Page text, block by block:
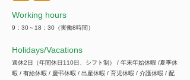
Working hours
9：30～18：30（実働8時間）
​Holidays/Vacations
週休2日（年間休日110日、シフト制） / 年末年始休暇 /夏季休
暇 / 有給休暇 / 慶弔休暇 / 出産休暇 / 育児休暇 / 介護休暇 / 配